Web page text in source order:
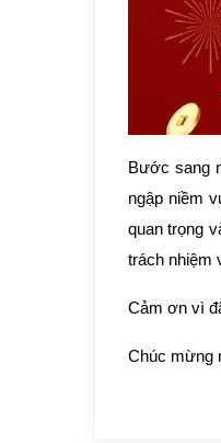
Bước sang
ngập niềm
quan trọng
trách nhiệm
Cảm ơn vì
Chúc mừng